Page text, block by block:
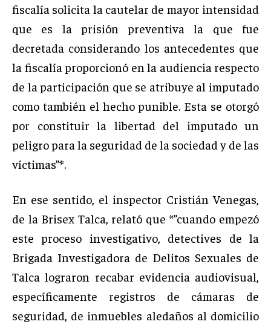
fiscalía solicita la cautelar de mayor intensidad
que es la prisión preventiva la que fue
decretada considerando los antecedentes que
la fiscalía proporcionó en la audiencia respecto
de la participación que se atribuye al imputado
como también el hecho punible. Esta se otorgó
por constituir la libertad del imputado un
peligro para la seguridad de la sociedad y de las
víctimas”*.
En ese sentido, el inspector Cristián Venegas,
de la Brisex Talca, relató que *”cuando empezó
este proceso investigativo, detectives de la
Brigada Investigadora de Delitos Sexuales de
Talca lograron recabar evidencia audiovisual,
específicamente registros de cámaras de
seguridad, de inmuebles aledaños al domicilio